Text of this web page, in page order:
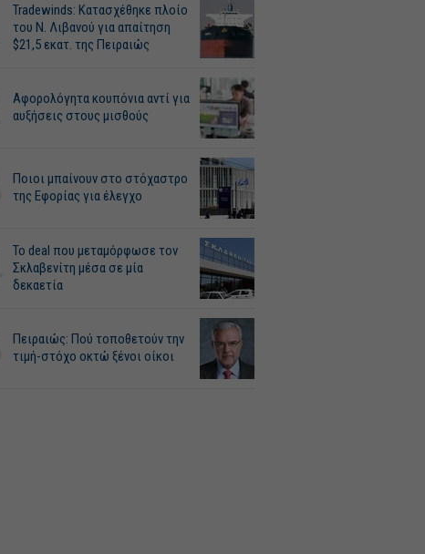
Tradewinds: Κατασχέθηκε πλοίο
του Ν. Λιβανού για απαίτηση
$21,5 εκατ. της Πειραιώς
Αφορολόγητα κουπόνια αντί για
αυξήσεις στους μισθούς
Ποιοι μπαίνουν στο στόχαστρο
της Εφορίας για έλεγχο
Το deal που μεταμόρφωσε τον
Σκλαβενίτη μέσα σε μία
δεκαετία
Πειραιώς: Πού τοποθετούν την
τιμή-στόχο οκτώ ξένοι οίκοι